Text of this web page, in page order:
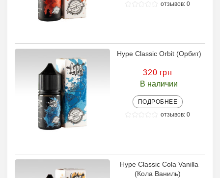
отзывов: 0
Hype Classic Orbit (Орбит)
320 грн
В наличии
ПОДРОБНЕЕ
отзывов: 0
Hype Classic Cola Vanilla
(Кола Ваниль)